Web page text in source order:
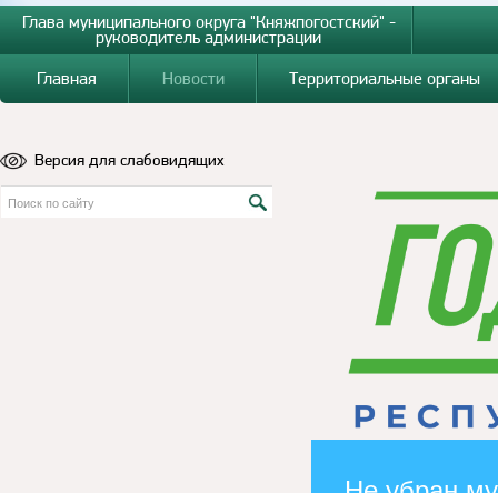
Глава муниципального округа "Княжпогостский" -
руководитель администрации
Главная
Новости Территориальные органы
Версия для слабовидящих